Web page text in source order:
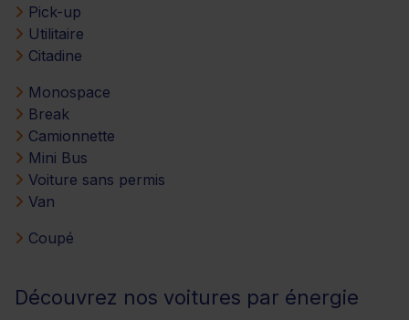
Pick-up
Utilitaire
Citadine
Monospace
Break
Camionnette
Mini Bus
Voiture sans permis
Van
Coupé
Découvrez nos voitures par énergie